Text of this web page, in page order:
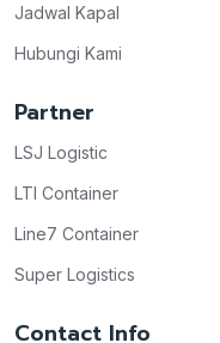
Jadwal Kapal
Hubungi Kami
Partner
LSJ Logistic
LTI Container
Line7 Container
Super Logistics
Contact Info